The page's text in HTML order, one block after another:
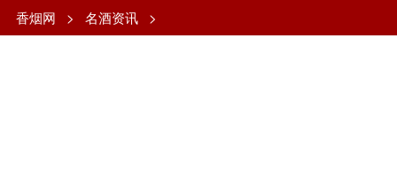
香烟网 > 名酒资讯 >